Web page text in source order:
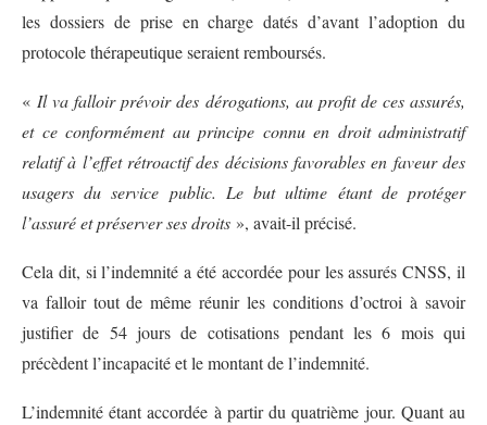
les dossiers de prise en charge datés d’avant l’adoption du
protocole thérapeutique seraient remboursés.
«Il va falloir prévoir des dérogations, au profit de ces assurés,
et ce conformément au principe connu en droit administratif
relatif à l’effet rétroactif des décisions favorables en faveur des
usagers du service public. Le but ultime étant de protéger
l’assuré et préserver ses droits », avait-il précisé.
Cela dit, si l’indemnité a été accordée pour les assurés CNSS, il
va falloir tout de même réunir les conditions d’octroi à savoir
justifier de 54 jours de cotisations pendant les 6 mois qui
précèdent l’incapacité et le montant de l’indemnité.
L’indemnité étant accordée à partir du quatrième jour. Quant au